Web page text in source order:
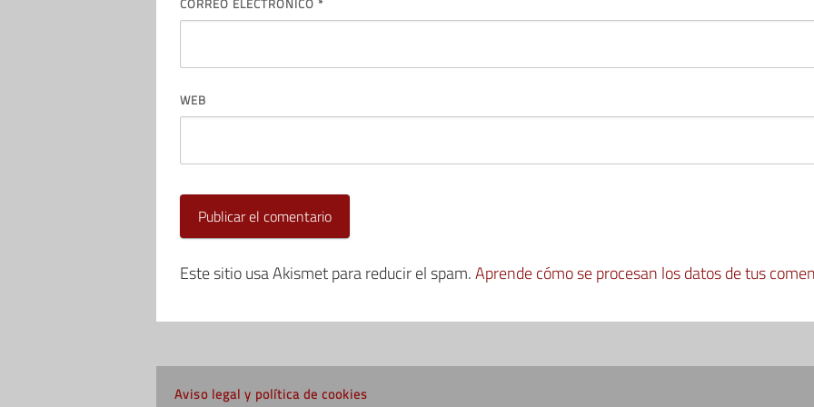
CORREO ELECTRÓNICO *
WEB
Este sitio usa Akismet para reducir el spam.Aprende cómo se procesan los datos de tus
Aviso legal y política de cookies